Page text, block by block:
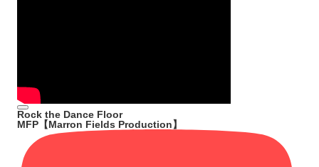
Rock the Dance Floor
MFP【Marron Fields Production】